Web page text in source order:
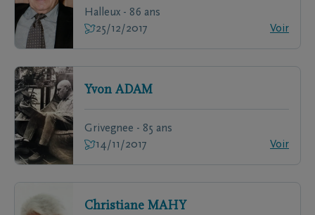
Halleux - 86 ans
25/12/2017
Voir
Yvon ADAM
Grivegnee - 85 ans
14/11/2017
Voir
Christiane MAHY